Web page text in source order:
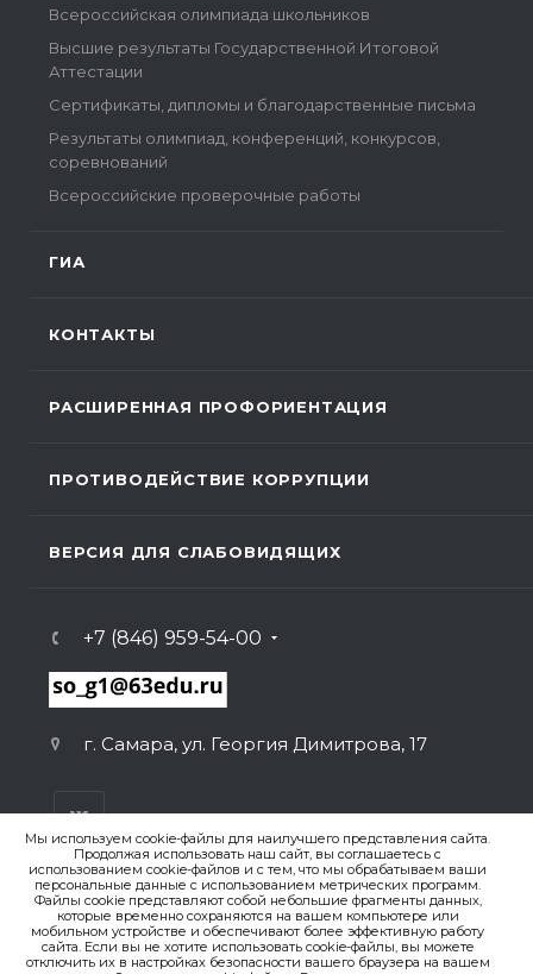
Мы используем cookie-файлы для наилучшего представления сайта.
Продолжая использовать наш сайт, вы соглашаетесь с
использованием cookie-файлов и с тем, что мы обрабатываем ваши
персональные данные с использованием метрических программ.
Файлы cookie представляют собой небольшие фрагменты данных,
которые временно сохраняются на вашем компьютере или
мобильном устройстве и обеспечивают более эффективную работу
сайта. Если вы не хотите использовать cookie-файлы, вы можете
отключить их в настройках безопасности вашего браузера на вашем
Всероссийская олимпиада школьников
Высшие результаты Государственной Итоговой
Аттестации
Сертификаты, дипломы и благодарственные письма
Результаты олимпиад, конференций, конкурсов,
соревнований
Всероссийские проверочные работы
ГИА
КОНТАКТЫ
РАСШИРЕННАЯ ПРОФОРИЕНТАЦИЯ
ПРОТИВОДЕЙСТВИЕ КОРРУПЦИИ
ВЕРСИЯ ДЛЯ СЛАБОВИДЯЩИХ
+7 (846) 959-54-00
г. Самара, ул. Георгия Димитрова, 17
ВЕРСИЯ ДЛЯ ПЕЧАТИ
ПОЛИТИКА КОНФИДЕНЦИАЛЬНОСТИ